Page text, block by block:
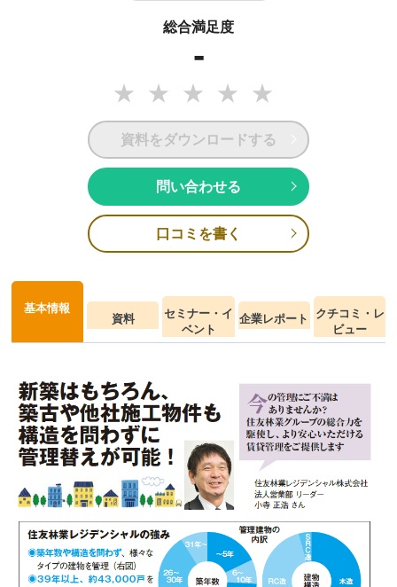
総合満足度
-
資料をダウンロードする
問い合わせる
口コミを書く
基本情報
資料
セミナー・イ
ベント
企業レポート
クチコミ・レ
ビュー